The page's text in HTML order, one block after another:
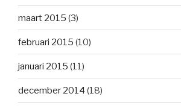
maart 2015 (3)
februari 2015 (10)
januari 2015 (11)
december 2014 (18)